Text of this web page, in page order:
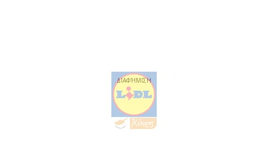
ΔΙΑΦΉΜΙΣΗ